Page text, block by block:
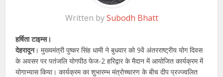
Written bySubodh Bhatt
हर्षिता टाइम्स।
देहरादून। मुख्यमंत्री पुष्कर सिंह धामी ने बुधवार को 9वें अंतरराष्ट्रीय योग दिवस
के अवसर पर पतंजलि योगपीठ फेज-2 हरिद्वार के मैदान में आयोजित कार्यक्रम में
योगाभ्यास किया। कार्यक्रम का शुभारम्भ मंत्रोच्चारण के बीच दीप प्रज्ज्वलित